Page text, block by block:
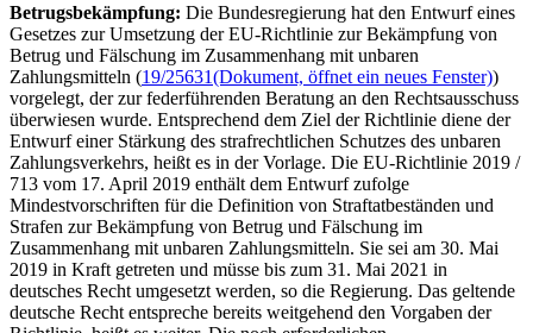
Betrugsbekämpfung: Die Bundesregierung hat den Entwurf eines
Gesetzes zur Umsetzung der EU-Richtlinie zur Bekämpfung von
Betrug und Fälschung im Zusammenhang mit unbaren
Zahlungsmitteln (19/25631(Dokument, öffnet ein neues Fenster))
vorgelegt, der zur federführenden Beratung an den Rechtsausschuss
überwiesen wurde. Entsprechend dem Ziel der Richtlinie diene der
Entwurf einer Stärkung des strafrechtlichen Schutzes des unbaren
Zahlungsverkehrs, heißt es in der Vorlage. Die EU-Richtlinie 2019 /
713 vom 17. April 2019 enthält dem Entwurf zufolge
Mindestvorschriften für die Definition von Straftatbeständen und
Strafen zur Bekämpfung von Betrug und Fälschung im
Zusammenhang mit unbaren Zahlungsmitteln. Sie sei am 30. Mai
2019 in Kraft getreten und müsse bis zum 31. Mai 2021 in
deutsches Recht umgesetzt werden, so die Regierung. Das geltende
deutsche Recht entspreche bereits weitgehend den Vorgaben der